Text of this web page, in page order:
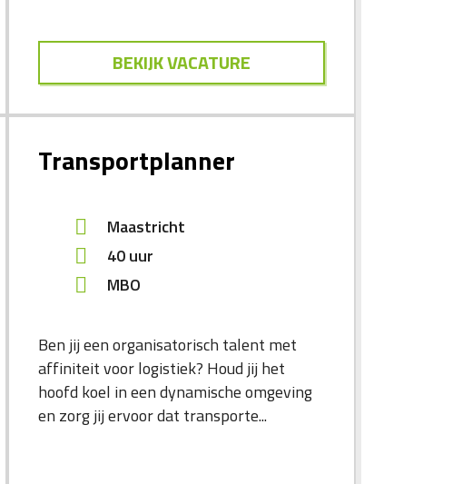
BEKIJK VACATURE
Transportplanner
Maastricht
40 uur
MBO
Ben jij een organisatorisch talent met
affiniteit voor logistiek? Houd jij het
hoofd koel in een dynamische omgeving
en zorg jij ervoor dat transporte...